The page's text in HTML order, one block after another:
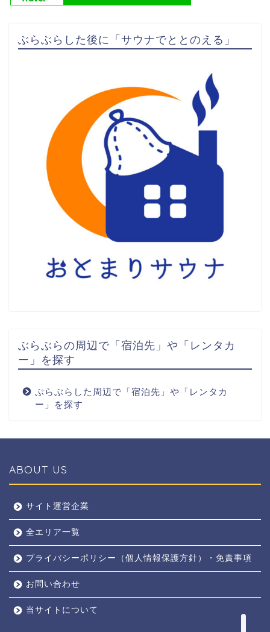
ぶらぶらした後に「サウナでととのえる」
ぶらぶらの周辺で「宿泊先」や「レンタカ
ー」を探す
ぶらぶらした周辺で「宿泊先」や「レンタカ
ー」を探す
ABOUT US
サイト運営企業
全エリア一覧
プライバシーポリシー（個人情報保護方針）・免責事項
お問い合わせ
当サイトについて
奈良